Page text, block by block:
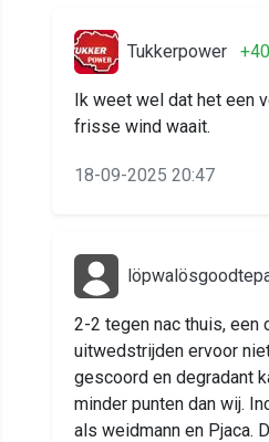
Tukkerpower
Ik weet wel dat het een
frisse wind waait.
18-09-2025 20:47
2-2 tegen nac thuis, een
uitwedstrijden ervoor
gescoord en degradant
minder punten dan wij.
als weidmann en Pjaca.